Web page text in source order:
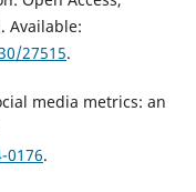
Available:
27515.
media metrics: an
0176.